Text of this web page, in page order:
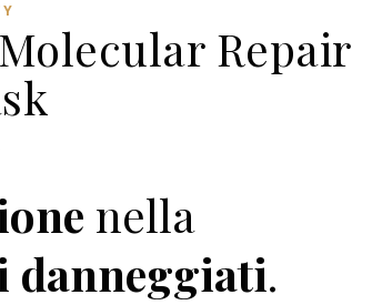
Repair
nella
danneggiati.